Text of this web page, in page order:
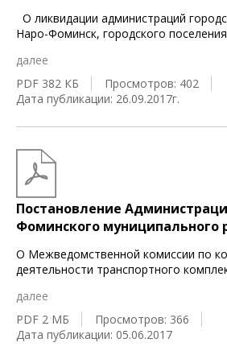
О ликвидации администраций
Наро-Фоминск, городского поселения
далее
PDF 382 КБ
Просмотров: 402
Дата публикации: 26.09.2017г.
Постановление
Фоминского муниципального
О Межведомственной комиссии по
деятельности транспортного
далее
PDF 2 МБ
Просмотров: 366
Дата публикации: 05.06.2017